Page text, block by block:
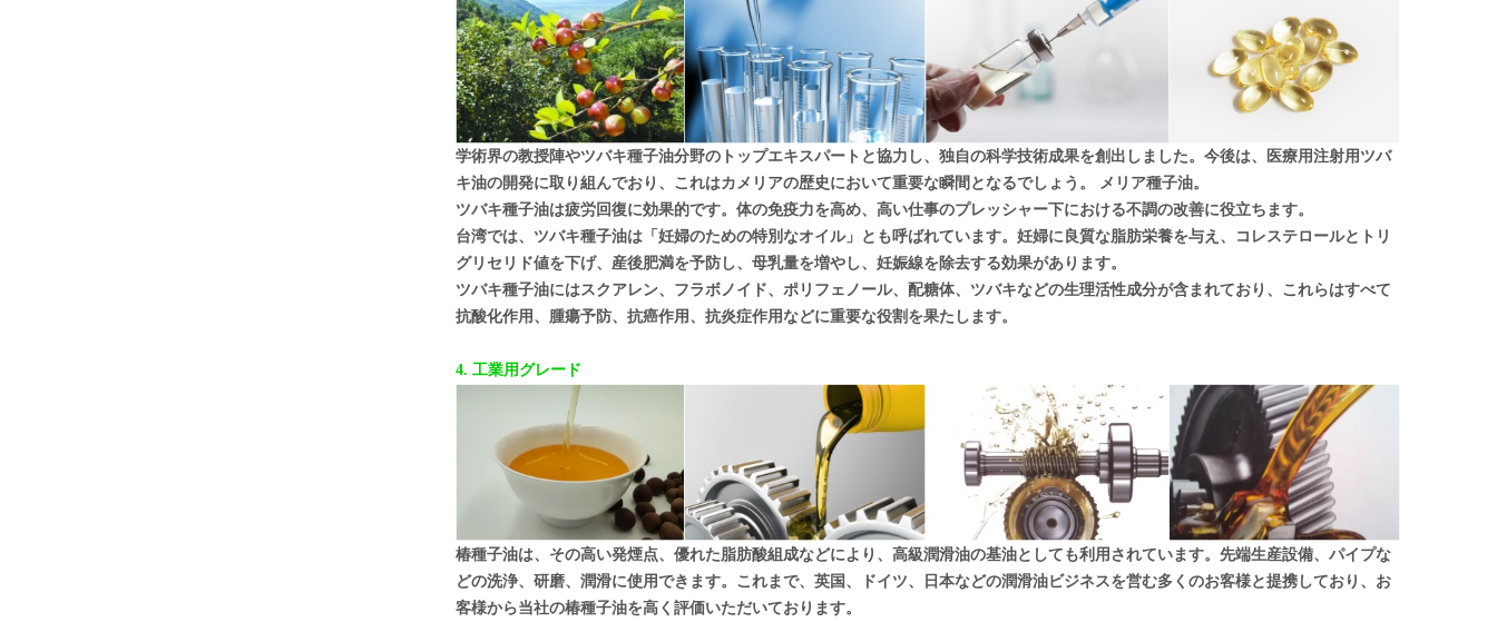
学術界の教授陣やツバキ種子油分野のトップエキスパートと協力し、独自の科学技術成果を創出しました。今後は、医療用注射用ツバ
キ油の開発に取り組んでおり、これはカメリアの歴史において重要な瞬間となるでしょう。 メリア種子油。
ツバキ種子油は疲労回復に効果的です。体の免疫力を高め、高い仕事のプレッシャー下における不調の改善に役立ちます。
台湾では、ツバキ種子油は「妊婦のための特別なオイル」とも呼ばれています。妊婦に良質な脂肪栄養を与え、コレステロールとトリ
グリセリド値を下げ、産後肥満を予防し、母乳量を増やし、妊娠線を除去する効果があります。
ツバキ種子油にはスクアレン、フラボノイド、ポリフェノール、配糖体、ツバキなどの生理活性成分が含まれており、これらはすべて
抗酸化作用、腫瘍予防、抗癌作用、抗炎症作用などに重要な役割を果たします。
4. 工業用グレード
椿種子油は、その高い発煙点、優れた脂肪酸組成などにより、高級潤滑油の基油としても利用されています。先端生産設備、パイプな
どの洗浄、研磨、潤滑に使用できます。これまで、英国、ドイツ、日本などの潤滑油ビジネスを営む多くのお客様と提携しており、お
客様から当社の椿種子油を高く評価いただいております。